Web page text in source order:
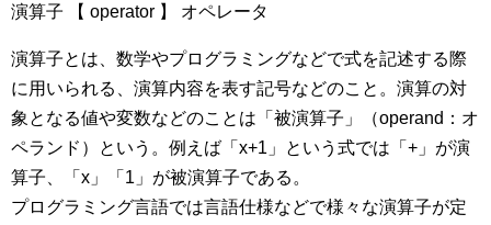
演算子 【 operator 】 オペレータ
演算子とは、数学やプログラミングなどで式を記述する際
に用いられる、演算内容を表す記号などのこと。演算の対
象となる値や変数などのことは「被演算子」（operand：オ
ペランド）という。例えば「x+1」という式では「+」が演
算子、「x」「1」が被演算子である。
プログラミング言語では言語仕様などで様々な演算子が定